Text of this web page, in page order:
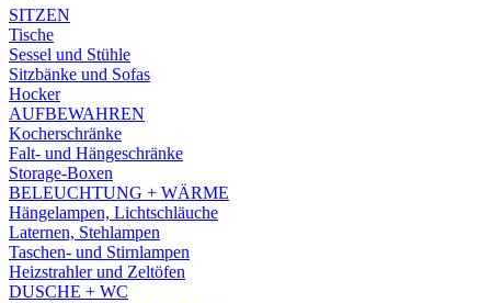
SITZEN
Tische
Sessel und Stühle
Sitzbänke und Sofas
Hocker
AUFBEWAHREN
Kocherschränke
Falt- und Hängeschränke
Storage-Boxen
BELEUCHTUNG + WÄRME
Hängelampen, Lichtschläuche
Laternen, Stehlampen
Taschen- und Stirnlampen
Heizstrahler und Zeltöfen
DUSCHE + WC